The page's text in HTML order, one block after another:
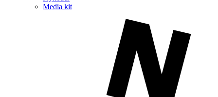
Media kit